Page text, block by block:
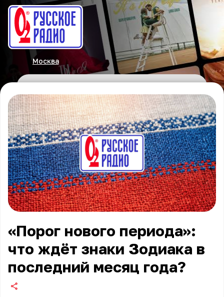
Москва
«Порог нового периода»:
что ждёт знаки Зодиака в
последний месяц года?